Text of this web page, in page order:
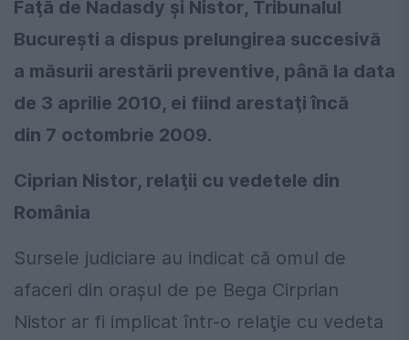
Faţă de Nadasdy şi Nistor, Tribunalul
Bucureşti a dispus prelungirea succesivă
a măsurii arestării preventive, până la data
de 3 aprilie 2010, ei fiind arestaţi încă
din 7 octombrie 2009.
Ciprian Nistor, relaţii cu vedetele din
România
Sursele judiciare au indicat că omul de
afaceri din oraşul de pe Bega Cirprian
Nistor ar fi implicat într-o relaţie cu vedeta